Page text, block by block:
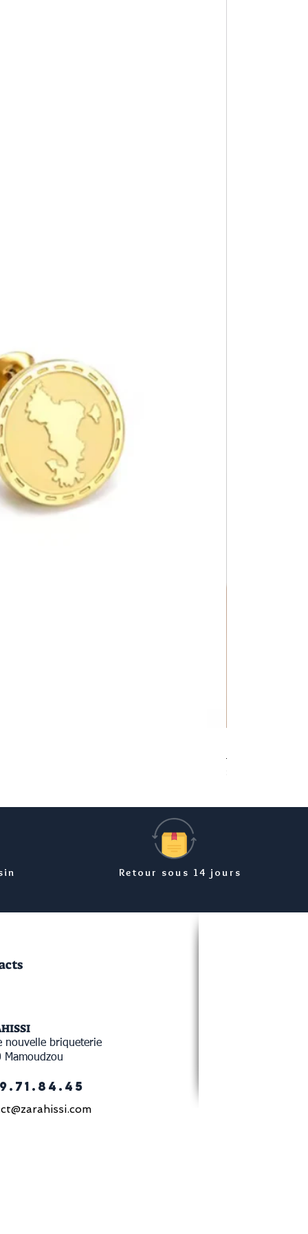
Retour sous 14 jours
nouvelle briqueterie
Mamoudzou